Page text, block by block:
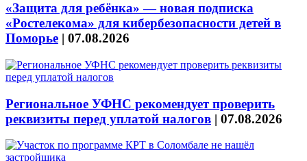
«Защита для ребёнка» — новая подписка
«Ростелекома» для кибербезопасности детей в
Поморье | 07.08.2026
Региональное УФНС рекомендует проверить
реквизиты перед уплатой налогов | 07.08.2026